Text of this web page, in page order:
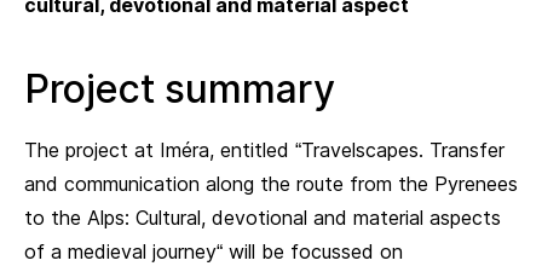
cultural, devotional and material aspect
Project summary
The project at Iméra, entitled “Travelscapes. Transfer
and communication along the route from the Pyrenees
to the Alps: Cultural, devotional and material aspects
of a medieval journey“ will be focussed on